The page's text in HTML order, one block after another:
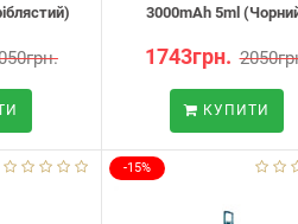
3000mAh 5ml
1743грн.
КУПИТИ
-15%